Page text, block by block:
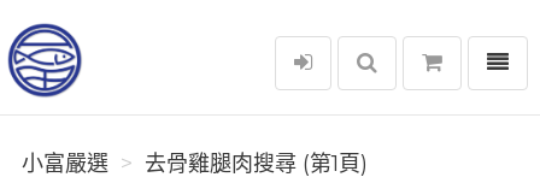
小富嚴選
選單
小富嚴選 去骨雞腿肉搜尋 (第1頁)